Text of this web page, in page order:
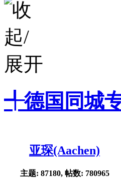
╃德国同城
亚琛(Aachen)
主题: 87180, 帖数: 780965